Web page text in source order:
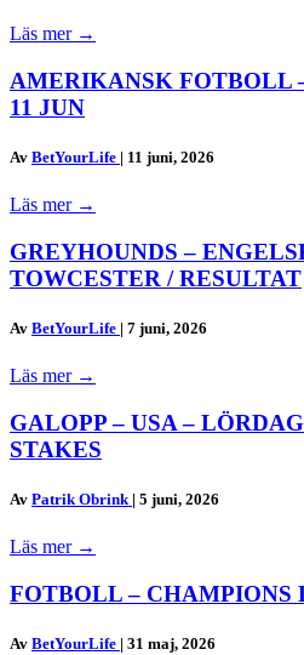
Läs mer →
AMERIKANSK FOTBOLL
11 JUN
Av BetYourLife | 11 juni, 2026
Läs mer →
GREYHOUNDS –
TOWCESTER / RESULTAT
Av BetYourLife | 7 juni, 2026
Läs mer →
GALOPP – USA –
STAKES
Av Patrik Obrink | 5 juni, 2026
Läs mer →
FOTBOLL – CHAMPIONS
Av BetYourLife | 31 maj, 2026